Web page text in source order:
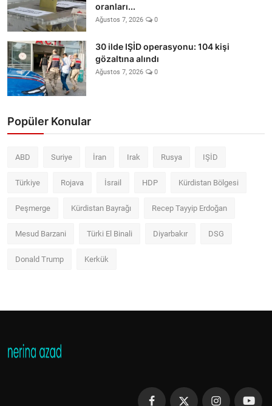
oranları...
Ağustos 7, 2026 0
30 ilde IŞİD operasyonu: 104 kişi
gözaltına alındı
Ağustos 7, 2026 0
Popüler Konular
ABD Suriye İran Irak Rusya IŞİD
Türkiye Rojava İsrail HDP Kürdistan Bölgesi
Peşmerge Kürdistan Bayrağı Recep Tayyip Erdoğan
Mesud Barzani Türki El Binali Diyarbakır DSG
Donald Trump Kerkük